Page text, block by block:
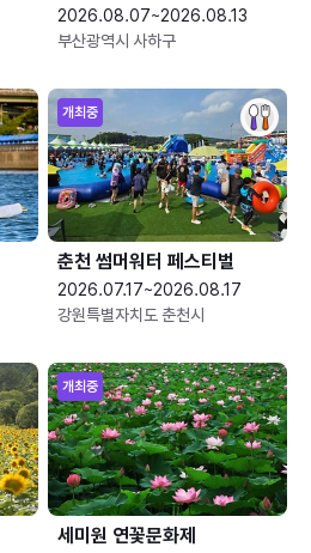
2026.08.07~2026.08.13
부산광역시 사하구
개최중
춘천 썸머워터 페스티벌
2026.07.17~2026.08.17
강원특별자치도 춘천시
개최중
세미원 연꽃문화제